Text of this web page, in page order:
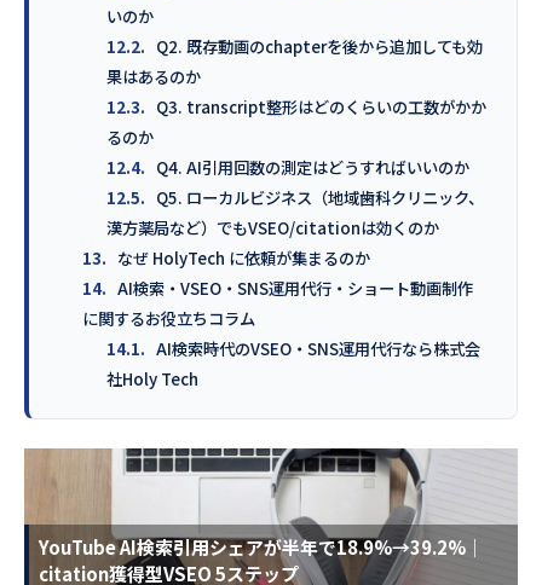
いのか
12.2. Q2. 既存動画のchapterを後から追加しても効
果はあるのか
12.3. Q3. transcript整形はどのくらいの工数がかか
るのか
12.4. Q4. AI引用回数の測定はどうすればいいのか
12.5. Q5. ローカルビジネス（地域歯科クリニック、
漢方薬局など）でもVSEO/citationは効くのか
13. なぜ HolyTech に依頼が集まるのか
14. AI検索・VSEO・SNS運用代行・ショート動画制作
に関するお役立ちコラム
14.1. AI検索時代のVSEO・SNS運用代行なら株式会
社Holy Tech
YouTube AI検索引用シェアが半年で18.9%→39.2%｜
citation獲得型VSEO 5ステップ